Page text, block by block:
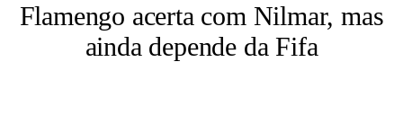
Flamengo acerta com Nilmar, mas
ainda depende da Fifa